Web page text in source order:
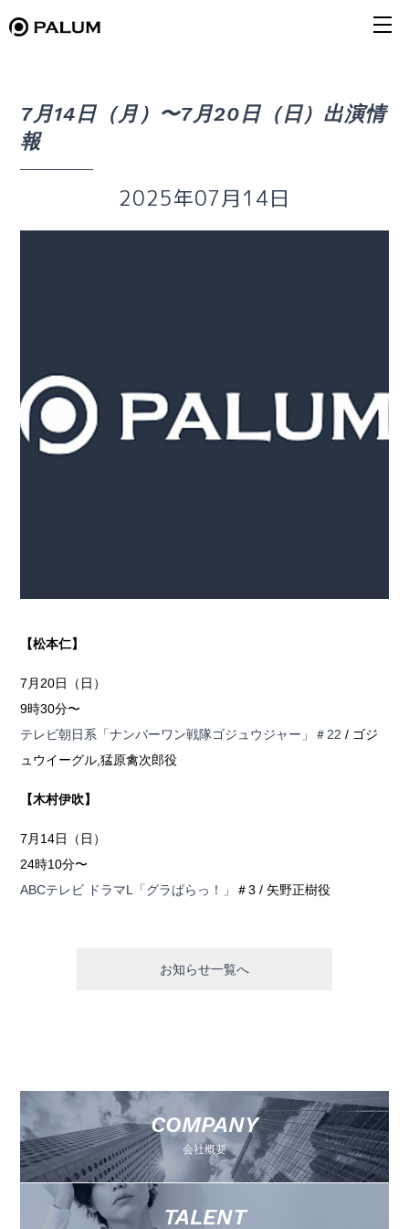
7月14日（月）〜7月20日（日）出演情
報
2025年07月14日
【松本仁】
7月20日（日）
9時30分〜
テレビ朝日系「ナンバーワン戦隊ゴジュウジャー」＃22 / ゴジ
ュウイーグル,猛原禽次郎役
【木村伊吹】
7月14日（日）
24時10分〜
ABCテレビ ドラマL「グラぱらっ！」
＃3 / 矢野正樹役
お知らせ一覧へ
COMPANY
会社概要
TALENT